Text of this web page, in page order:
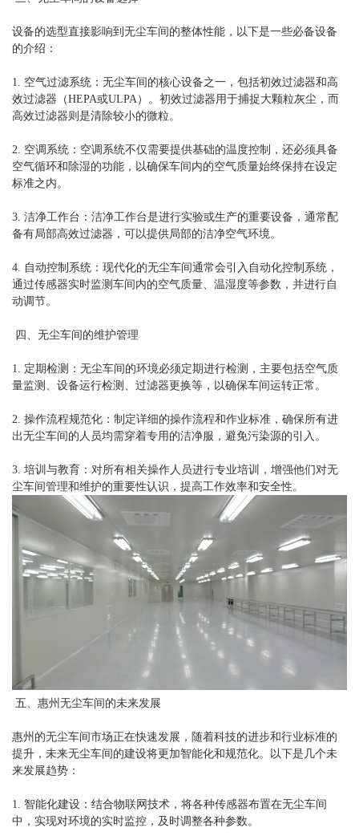
设备的选型直接影响到无尘车间的整体性能，以下是一些必备设备
的介绍：
1. 空气过滤系统：无尘车间的核心设备之一，包括初效过滤器和高
效过滤器（HEPA或ULPA）。初效过滤器用于捕捉大颗粒灰尘，而
高效过滤器则是清除较小的微粒。
2. 空调系统：空调系统不仅需要提供基础的温度控制，还必须具备
空气循环和除湿的功能，以确保车间内的空气质量始终保持在设定
标准之内。
3. 洁净工作台：洁净工作台是进行实验或生产的重要设备，通常配
备有局部高效过滤器，可以提供局部的洁净空气环境。
4. 自动控制系统：现代化的无尘车间通常会引入自动化控制系统，
通过传感器实时监测车间内的空气质量、温湿度等参数，并进行自
动调节。
四、无尘车间的维护管理
1. 定期检测：无尘车间的环境必须定期进行检测，主要包括空气质
量监测、设备运行检测、过滤器更换等，以确保车间运转正常。
2. 操作流程规范化：制定详细的操作流程和作业标准，确保所有进
出无尘车间的人员均需穿着专用的洁净服，避免污染源的引入。
3. 培训与教育：对所有相关操作人员进行专业培训，增强他们对无
尘车间管理和维护的重要性认识，提高工作效率和安全性。
五、 惠州无尘车间 的未来发展
惠州的无尘车间市场正在快速发展，随着科技的进步和行业标准的
提升，未来无尘车间的建设将更加智能化和规范化。以下是几个未
来发展趋势：
1. 智能化建设：结合物联网技术，将各种传感器布置在无尘车间
中，实现对环境的实时监控，及时调整各种参数。